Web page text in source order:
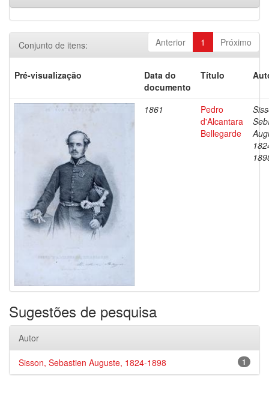
Anterior 1 Próximo
Conjunto de itens:
Pré-visualização
Data do
documento
Título
1861
Pedro
d'Alcantara
Bellegarde
Sugestões de pesquisa
Autor
1
Sisson, Sebastien Auguste, 1824-1898